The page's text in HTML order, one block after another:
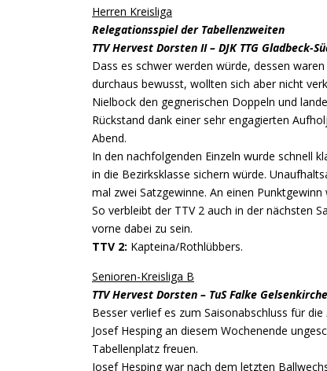
Herren Kreisliga
Relegationsspiel der Tabellenzweiten
TTV Hervest Dorsten II – DJK TTG Gladbeck-
Dass es schwer werden würde, dessen
durchaus bewusst, wollten sich aber nicht
Nielbock den gegnerischen Doppeln und
Rückstand dank einer sehr engagierten
Abend.
In den nachfolgenden Einzeln wurde schnell
in die Bezirksklasse sichern würde.
mal zwei Satzgewinne. An einen
So verbleibt der TTV 2 auch in der nächsten
vorne dabei zu sein.
TTV 2: Kapteina/Rothlübbers.
Senioren-Kreisliga B
TTV Hervest Dorsten – TuS Falke
Besser verlief es zum Saisonabschluss für
Josef Hesping an diesem Wochenende
Tabellenplatz freuen.
Josef Hesping war nach dem letzten